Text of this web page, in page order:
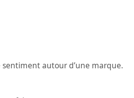
sentiment autour d’une marque.